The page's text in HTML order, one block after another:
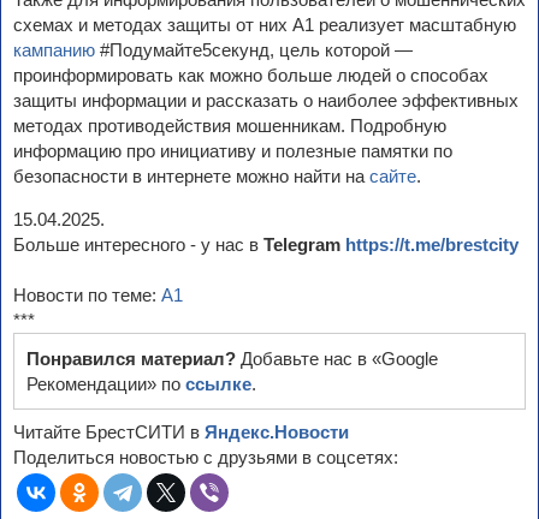
схемах и методах защиты от них А1 реализует масштабную
кампанию #Подумайте5секунд, цель которой —
проинформировать как можно больше людей о способах
защиты информации и рассказать о наиболее эффективных
методах противодействия мошенникам. Подробную
информацию про инициативу и полезные памятки по
безопасности в интернете можно найти на сайте.
15.04.2025.
Больше интересного - у нас в Telegram https://t.me/brestcity
Новости по теме: А1
***
Понравился материал? Добавьте нас в «Google
Рекомендации» по ссылке.
Читайте БрестСИТИ в Яндекс.Новости
Поделиться новостью с друзьями в соцсетях: